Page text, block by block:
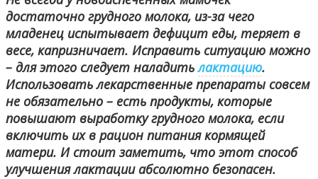
достаточно грудного молока, из-за чего
младенец испытывает дефицит еды, теряет в
весе, капризничает. Исправить ситуацию можно
– для этого следует наладитьлактацию.
Использовать лекарственные препараты совсем
не обязательно – есть продукты, которые
повышают выработку грудного молока, если
включить их в рацион питания кормящей
матери. И стоит заметить, что этот способ
улучшения лактации абсолютно безопасен.